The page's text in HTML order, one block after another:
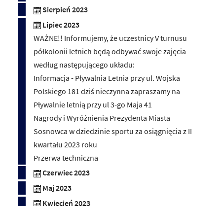
Sierpień 2023
Lipiec 2023
WAŻNE!! Informujemy, że uczestnicy V turnusu
półkolonii letnich będą odbywać swoje zajęcia
według następującego układu:
Informacja - Pływalnia Letnia przy ul. Wojska
Polskiego 181 dziś nieczynna zapraszamy na
Pływalnie letnią przy ul 3-go Maja 41
Nagrody i Wyróżnienia Prezydenta Miasta
Sosnowca w dziedzinie sportu za osiągnięcia z II
kwartału 2023 roku
Przerwa techniczna
Czerwiec 2023
Maj 2023
Kwiecień 2023